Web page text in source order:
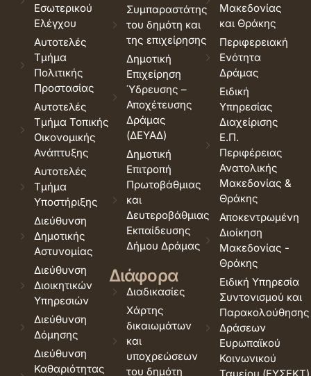
Εσωτερικού
Ελέγχου
Αυτοτελές
Τμήμα
Πολιτικής
Προστασίας
Αυτοτελές
Τμήμα Τοπικής
Οικονομικής
Ανάπτυξης
Αυτοτελές
Τμήμα
Υποστήριξης
Διεύθυνση
Δημοτικής
Αστυνομίας
Διεύθυνση
Διοικητικών
Υπηρεσιών
Διεύθυνση
Δόμησης
Διεύθυνση
Καθαριότητας
Συμπαραστάτης
του δημότη και
της επιχείρησης
Δημοτική
Επιχείρηση
Ύδρευσης –
Αποχέτευσης
Δράμας
(ΔΕΥΑΔ)
Δημοτική
Επιτροπή
Πρωτοβάθμιας
και
Δευτεροβάθμιας
Εκπαίδευσης
Δήμου Δράμας
Διάφορα
Διαδικασίες
Χάρτης
δικαιωμάτων
και
υποχρεώσεων
του δημότη
Μακεδονίας
και Θράκης
Περιφερειακή
Ενότητα
Δράμας
Ειδική
Υπηρεσίας
Διαχείρισης
Ε.Π.
Περιφέρειας
Ανατολικής
Μακεδονίας &
Θράκης
Αποκεντρωμένη
Διοίκηση
Μακεδονίας -
Θράκης
Ειδική Υπηρεσία
Συντονισμού και
Παρακολούθησης
Δράσεων
Ευρωπαϊκού
Κοινωνικού